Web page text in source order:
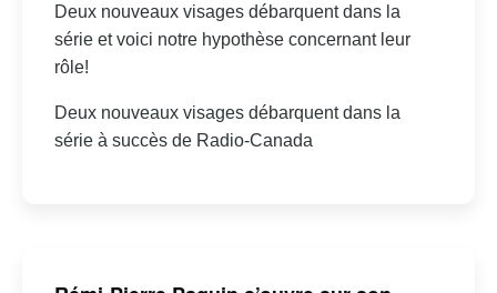
Deux nouveaux visages débarquent dans la
série et voici notre hypothèse concernant leur
rôle!
Deux nouveaux visages débarquent dans la
série à succès de Radio-Canada